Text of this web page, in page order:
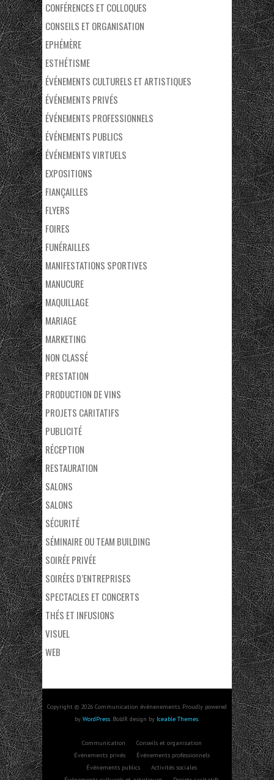
CONFÉRENCES ET COLLOQUES
CONSEILS ET ORGANISATION
EPHÉMÈRE
ESTHÉTISME
ÉVÉNEMENTS CULTURELS ET ARTISTIQUES
ÉVÉNEMENTS PRIVÉS
ÉVÉNEMENTS PROFESSIONNELS
ÉVÉNEMENTS PUBLICS
ÉVÉNEMENTS VIRTUELS
EXPOSITIONS
FIANÇAILLES
FLYERS
FOIRES
FUNÉRAILLES
MANIFESTATIONS SPORTIVES
MANUCURE
MAQUILLAGE
MARIAGE
MARKETING
NON CLASSÉ
PRESTATION
PRODUCTION DE VINS
PROJETS CARITATIFS
PUBLICITÉ
RÉCEPTION
RESTAURATION
SALONS
SALONS
SÉCURITÉ
SÉMINAIRE OU TEAM BUILDING
SOIRÉE PRIVÉE
SOIRÉES D’ENTREPRISES
SPECTACLES ET CONCERTS
THÉS ET INFUSIONS
VISUEL
WEB
Copyright © 2026 Communication évènenements. Proudly powered
by WordPress. BoldR design by Iceable Themes.
Communication
Conseils et organisation
Événements privés
Événements professionnels
Événements publics
Activités sociales